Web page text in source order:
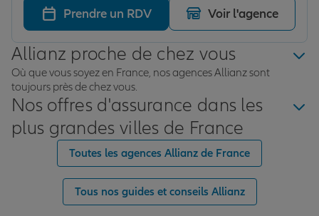
Prendre un RDV Voir l'agence
Allianz proche de chez vous
Où que vous soyez en France, nos agences Allianz sont
toujours près de chez vous.
Nos offres d'assurance dans les
plus grandes villes de France
Toutes les agences Allianz de France
Tous nos guides et conseils Allianz